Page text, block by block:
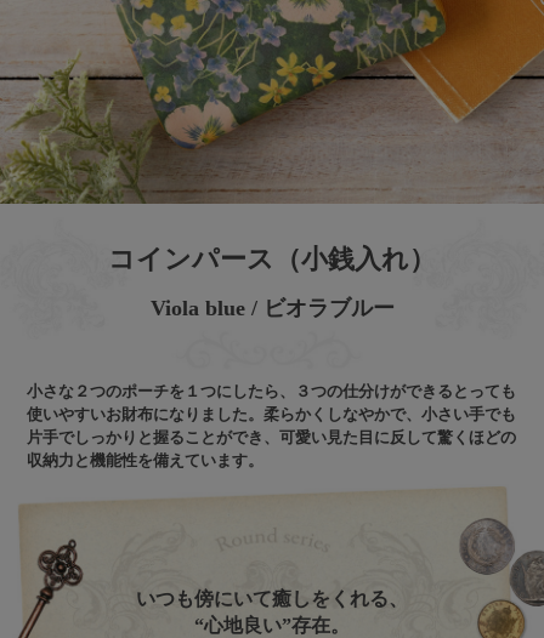
コインパース（小銭入れ）
Viola blue / ビオラブルー
小さな２つのポーチを１つにしたら、３つの仕分けができるとっても
使いやすいお財布になりました。柔らかくしなやかで、小さい手でも
片手でしっかりと握ることができ、可愛い見た目に反して驚くほどの
収納力と機能性を備えています。
いつも傍にいて癒しをくれる、
“心地良い”存在。